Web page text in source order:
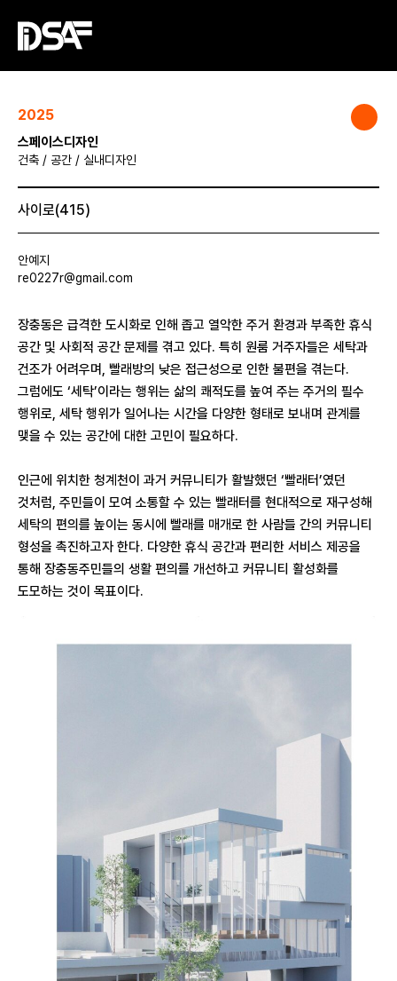
2025
스페이스디자인
건축 / 공간 / 실내디자인
사이로(415)
안예지
re0227r@gmail.com
장충동은 급격한 도시화로 인해 좁고 열악한 주거 환경과 부족한 휴식
공간 및 사회적 공간 문제를 겪고 있다. 특히 원룸 거주자들은 세탁과
건조가 어려우며, 빨래방의 낮은 접근성으로 인한 불편을 겪는다.
그럼에도 ‘세탁’이라는 행위는 삶의 쾌적도를 높여 주는 주거의 필수
행위로, 세탁 행위가 일어나는 시간을 다양한 형태로 보내며 관계를
맺을 수 있는 공간에 대한 고민이 필요하다.
인근에 위치한 청계천이 과거 커뮤니티가 활발했던 ‘빨래터’였던
것처럼, 주민들이 모여 소통할 수 있는 빨래터를 현대적으로 재구성해
세탁의 편의를 높이는 동시에 빨래를 매개로 한 사람들 간의 커뮤니티
형성을 촉진하고자 한다. 다양한 휴식 공간과 편리한 서비스 제공을
통해 장충동주민들의 생활 편의를 개선하고 커뮤니티 활성화를
도모하는 것이 목표이다.